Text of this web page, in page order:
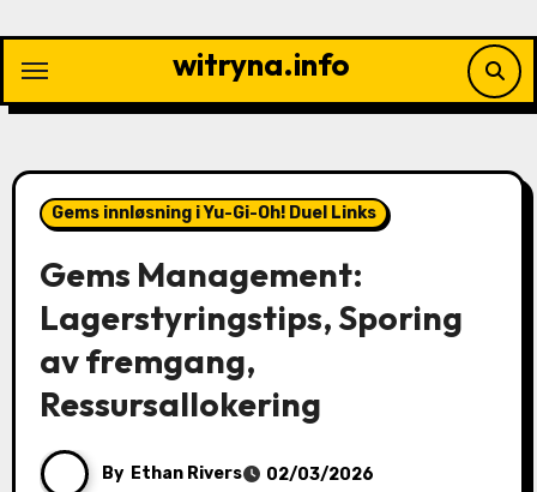
content
witryna.info
Gems innløsning i Yu-Gi-Oh! Duel Links
Gems Management:
Lagerstyringstips, Sporing
av fremgang,
Ressursallokering
By Ethan Rivers 02/03/2026